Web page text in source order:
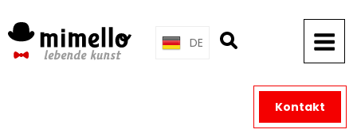
to
content
DE
Kontakt